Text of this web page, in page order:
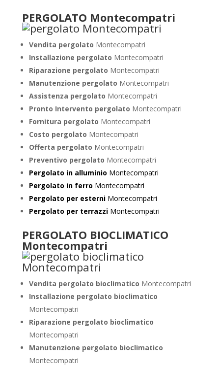
PERGOLATO Montecompatri
Vendita pergolato Montecompatri
Installazione pergolato Montecompatri
Riparazione pergolato Montecompatri
Manutenzione pergolato Montecompatri
Assistenza pergolato Montecompatri
Pronto Intervento pergolato Montecompatri
Fornitura pergolato Montecompatri
Costo pergolato Montecompatri
Offerta pergolato Montecompatri
Preventivo pergolato Montecompatri
Pergolato in alluminio Montecompatri
Pergolato in ferro Montecompatri
Pergolato per esterniMontecompatri
Pergolato per terrazziMontecompatri
PERGOLATO BIOCLIMATICO
Montecompatri
Vendita pergolato bioclimatico Montecompatri
Installazione pergolato bioclimatico
Montecompatri
Riparazione pergolato bioclimatico
Montecompatri
Manutenzione pergolato bioclimatico
Montecompatri